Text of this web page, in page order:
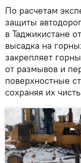
По расчетам
защиты
в Таджикистане
высадка на
закрепляет
от размывов и
поверхностные
сохраняя их